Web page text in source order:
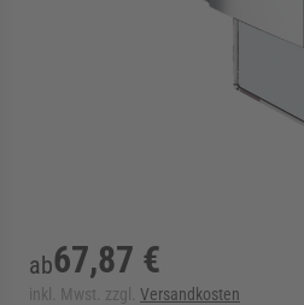
für Kategorie
für Kategorie
ab67,87 €
inkl. Mwst. zzgl. Versandkosten